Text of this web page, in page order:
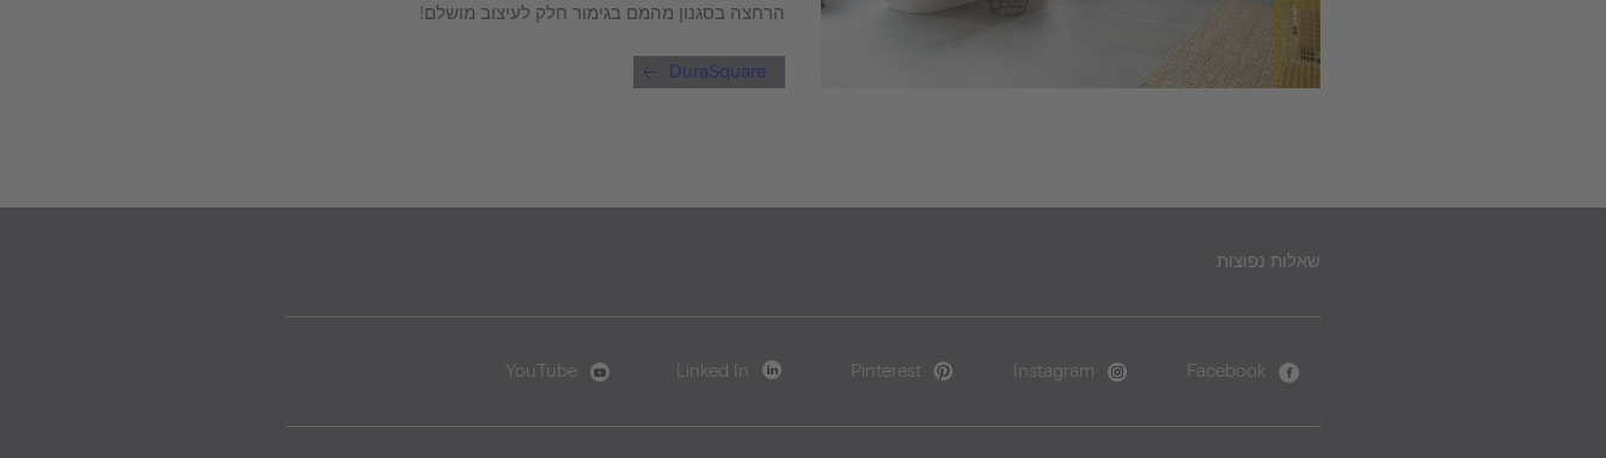
הרחצה בסגנון מהמם בגימור חלק לעיצוב מושלם!
DuraSquare
שאלות נפוצות
Facebook
Instagram
Pinterest
Linked In
YouTube